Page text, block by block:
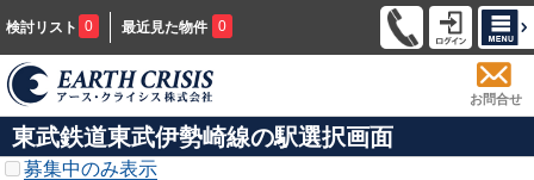
検討リスト 0 最近見た物件 0
お問合せ
東武鉄道東武伊勢崎線の駅選択画面
募集中のみ表示